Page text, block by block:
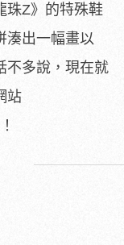
珠Z》的特殊鞋
湊出一幅畫以
不多說，現在就
站